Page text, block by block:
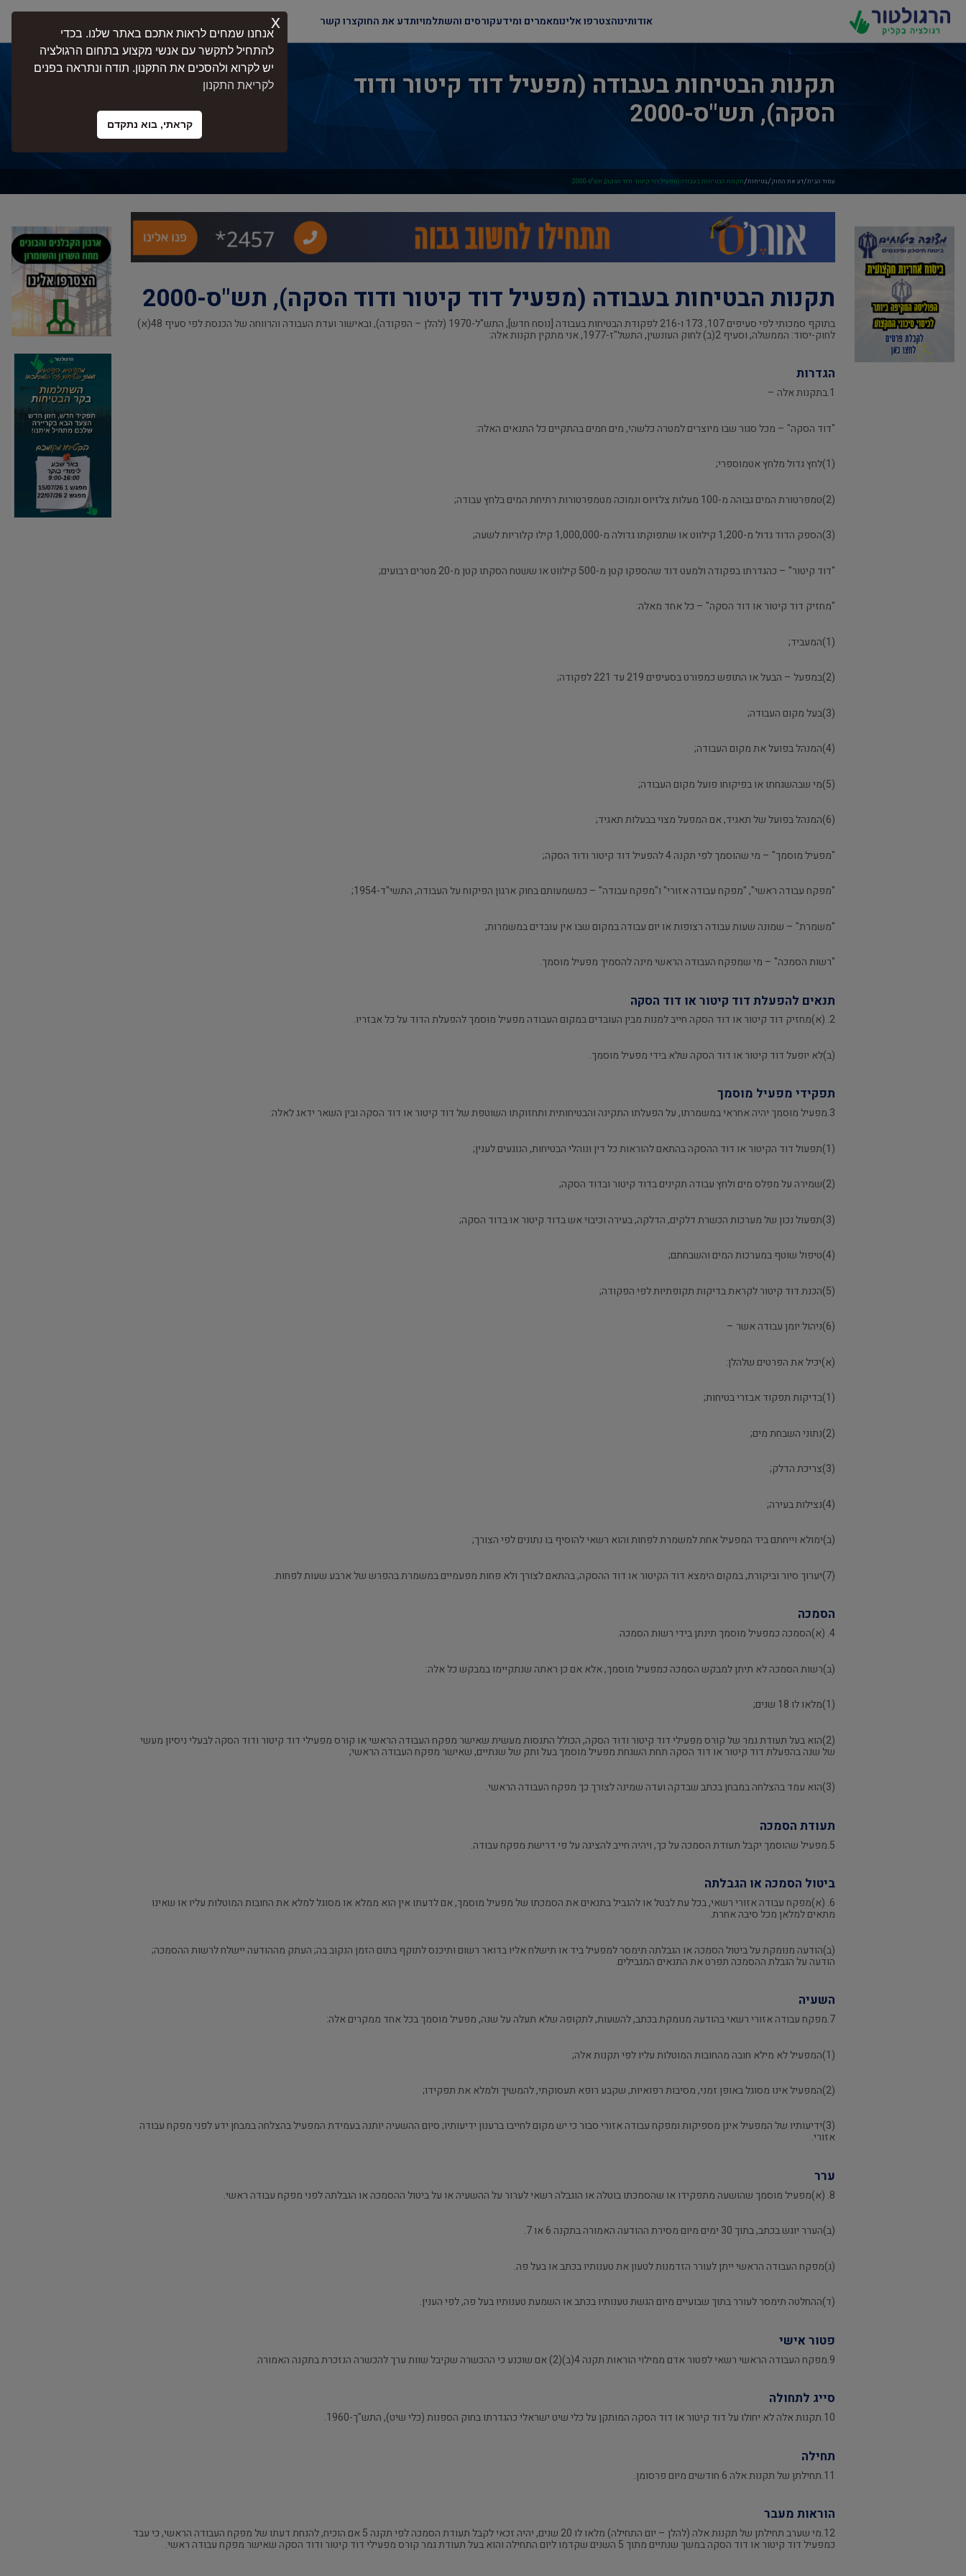
אודותינוהצטרפו אלינומאמרים ומידעקורסים והשתלמויותדע את החוקצרו קשר
תקנות הבטיחות בעבודה (מפעיל דוד קיטור ודוד
הסקה), תש"ס-2000
עמוד הבית/דע את החוק/בטיחות/תקנות הבטיחות בעבודה (מפעיל דוד קיטור ודוד הסקה), תש"ס-2000
תקנות הבטיחות בעבודה (מפעיל דוד קיטור ודוד הסקה), תש"ס-2000
בתוקף סמכותי לפי סעיפים 107, 173 ו-216 לפקודת הבטיחות בעבודה [נוסח חדש], התש"ל-1970 (להלן – הפקודה), ובאישור ועדת העבודה והרווחה של הכנסת לפי סעיף 48(א)
לחוק-יסוד: הממשלה, וסעיף 2(ב) לחוק העונשין, התשל"ז-1977, אני מתקין תקנות אלה:
הגדרות
1.בתקנות אלה –
"דוד הסקה" – מכל סגור שבו מיוצרים למטרה כלשהי, מים חמים בהתקיים כל התנאים האלה:
(1)לחץ גדול מלחץ אטמוספרי;
(2)טמפרטורת המים גבוהה מ-100 מעלות צלזיוס ונמוכה מטמפרטורות רתיחת המים בלחץ עבודה;
(3)הספק הדוד גדול מ-1,200 קילווט או שתפוקתו גדולה מ-1,000,000 קילו קלוריות לשעה;
"דוד קיטור" – כהגדרתו בפקודה ולמעט דוד שהספקו קטן מ-500 קילווט או ששטח הסקתו קטן מ-20 מטרים רבועים;
"מחזיק דוד קיטור או דוד הסקה" – כל אחד מאלה:
(1)המעביד;
(2)במפעל – הבעל או התופש כמפורט בסעיפים 219 עד 221 לפקודה;
(3)בעל מקום העבודה;
(4)המנהל בפועל את מקום העבודה;
(5)מי שבהשגחתו או בפיקוחו פועל מקום העבודה;
(6)המנהל בפועל של תאגיד, אם המפעל מצוי בבעלות תאגיד;
"מפעיל מוסמך" – מי שהוסמך לפי תקנה 4 להפעיל דוד קיטור ודוד הסקה;
"מפקח עבודה ראשי", "מפקח עבודה אזורי" ו"מפקח עבודה" – כמשמעותם בחוק ארגון הפיקוח על העבודה, התשי"ד-1954;
"משמרת" – שמונה שעות עבודה רצופות או יום עבודה במקום שבו אין עובדים במשמרות;
"רשות הסמכה" – מי שמפקח העבודה הראשי מינה להסמיך מפעיל מוסמך.
תנאים להפעלת דוד קיטור או דוד הסקה
2. (א)מחזיק דוד קיטור או דוד הסקה חייב למנות מבין העובדים במקום העבודה מפעיל מוסמך להפעלת הדוד על כל אבזריו.
(ב)לא יופעל דוד קיטור או דוד הסקה שלא בידי מפעיל מוסמך.
תפקידי מפעיל מוסמך
3.מפעיל מוסמך יהיה אחראי במשמרתו, על הפעלתו התקינה והבטיחותית ותחזוקתו השוטפת של דוד קיטור או דוד הסקה ובין השאר ידאג לאלה:
(1)תפעול דוד הקיטור או דוד ההסקה בהתאם להוראות כל דין ונוהלי הבטיחות, הנוגעים לענין;
(2)שמירה על מפלס מים ולחץ עבודה תקינים בדוד קיטור ובדוד הסקה;
(3)תפעול נכון של מערכות הכשרת דלקים, הדלקה, בעירה וכיבוי אש בדוד קיטור או בדוד הסקה;
(4)טיפול שוטף במערכות המים והשבחתם;
(5)הכנת דוד קיטור לקראת בדיקות תקופתיות לפי הפקודה;
(6)ניהול יומן עבודה אשר –
(א)יכיל את הפרטים שלהלן:
(1)בדיקות תפקוד אבזרי בטיחות;
(2)נתוני השבחת מים;
(3)צריכת הדלק;
(4)נצילות בעירה;
(ב)ימולא וייחתם ביד המפעיל אחת למשמרת לפחות והוא רשאי להוסיף בו נתונים לפי הצורך;
(7)יערוך סיור וביקורת, במקום הימצא דוד הקיטור או דוד ההסקה, בהתאם לצורך ולא פחות מפעמיים במשמרת בהפרש של ארבע שעות לפחות.
הסמכה
4. (א)הסמכה כמפעיל מוסמך תינתן בידי רשות הסמכה.
(ב)רשות הסמכה לא תיתן למבקש הסמכה כמפעיל מוסמך, אלא אם כן ראתה שנתקיימו במבקש כל אלה:
(1)מלאו לו 18 שנים;
(2)הוא בעל תעודת גמר של קורס מפעילי דוד קיטור ודוד הסקה, הכולל התנסות מעשית שאישר מפקח העבודה הראשי או קורס מפעילי דוד קיטור ודוד הסקה לבעלי ניסיון מעשי
של שנה בהפעלת דוד קיטור או דוד הסקה תחת השגחת מפעיל מוסמך בעל ותק של שנתיים, שאישר מפקח העבודה הראשי;
(3)הוא עמד בהצלחה במבחן בכתב שבדקה ועדה שמינה לצורך כך מפקח העבודה הראשי.
תעודת הסמכה
5.מפעיל שהוסמך יקבל תעודת הסמכה על כך, ויהיה חייב להציגה על פי דרישת מפקח עבודה.
ביטול הסמכה או הגבלתה
6. (א)מפקח עבודה אזורי רשאי, בכל עת לבטל או להגביל בתנאים את הסמכתו של מפעיל מוסמך, אם לדעתו אין הוא ממלא או מסוגל למלא את החובות המוטלות עליו או שאינו
מתאים למלאן מכל סיבה אחרת.
(ב)הודעה מנומקת על ביטול הסמכה או הגבלתה תימסר למפעיל ביד או תישלח אליו בדואר רשום ותיכנס לתוקף בתום הזמן הנקוב בה; העתק מההודעה יישלח לרשות ההסמכה;
הודעה על הגבלת ההסמכה תפרט את התנאים המגבילים.
השעיה
7.מפקח עבודה אזורי רשאי בהודעה מנומקת בכתב, להשעות, לתקופה שלא תעלה על שנה, מפעיל מוסמך בכל אחד ממקרים אלה:
(1)המפעיל לא מילא חובה מהחובות המוטלות עליו לפי תקנות אלה;
(2)המפעיל אינו מסוגל באופן זמני, מסיבות רפואיות, שקבע רופא תעסוקתי, להמשיך ולמלא את תפקידו;
(3)ידיעותיו של המפעיל אינן מספיקות ומפקח עבודה אזורי סבור כי יש מקום לחייבו ברענון ידיעותיו; סיום ההשעיה יותנה בעמידת המפעיל בהצלחה במבחן ידע לפני מפקח עבודה
אזורי.
ערר
8. (א)מפעיל מוסמך שהושעה מתפקידו או שהסמכתו בוטלה או הוגבלה רשאי לערור על ההשעיה או על ביטול ההסמכה או הגבלתה לפני מפקח עבודה ראשי.
(ב)הערר יוגש בכתב, בתוך 30 ימים מיום מסירת ההודעה האמורה בתקנה 6 או 7.
(ג)מפקח העבודה הראשי ייתן לעורר הזדמנות לטעון את טענותיו בכתב או בעל פה.
(ד)ההחלטה תימסר לעורר בתוך שבועיים מיום הגשת טענותיו בכתב או השמעת טענותיו בעל פה, לפי הענין.
פטור אישי
9.מפקח העבודה הראשי רשאי לפטור אדם ממילוי הוראות תקנה 4(ב)(2) אם שוכנע כי ההכשרה שקיבל שוות ערך להכשרה הנזכרת בתקנה האמורה.
סייג לתחולה
10.תקנות אלה לא יחולו על דוד קיטור או דוד הסקה המותקן על כלי שיט ישראלי כהגדרתו בחוק הספנות (כלי שיט), התש"ך-1960.
תחילה
11.תחילתן של תקנות אלה 6 חודשים מיום פרסומן.
הוראות מעבר
12.מי שערב תחילתן של תקנות אלה (להלן – יום התחילה) מלאו לו 20 שנים, יהיה זכאי לקבל תעודת הסמכה לפי תקנה 5 אם הוכיח, להנחת דעתו של מפקח העבודה הראשי, כי עבד
כמפעיל דוד קיטור או דוד הסקה במשך שנתיים מתוך 5 השנים שקדמו ליום התחילה והוא בעל תעודת גמר קורס מפעילי דוד קיטור ודוד הסקה שאישר מפקח עבודה ראשי.
אנחנו שמחים לראות אתכם באתר שלנו. בכדי
להתחיל לתקשר עם אנשי מקצוע בתחום הרגולציה
יש לקרוא ולהסכים את התקנון. תודה ונתראה בפנים
לקריאת התקנון
קראתי, בוא נתקדם
x